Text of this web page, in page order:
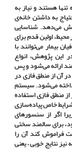
هستند و نیاز به
به داشتن خانه‌ی
می‌دهد. شناسایی
اولین قدم برای
بیمار می‌توانند با
این پژوهش، انواع
ارائه می‌شود و پس
آن از منطق فازی در
می‌شود. سیستم
منطق فازی استفاده
خاص پیاده‌سازی
اگر از سنسورهای
برای سالمند سختی
فراموش کند آن را
نتایج خوبی – یعنی